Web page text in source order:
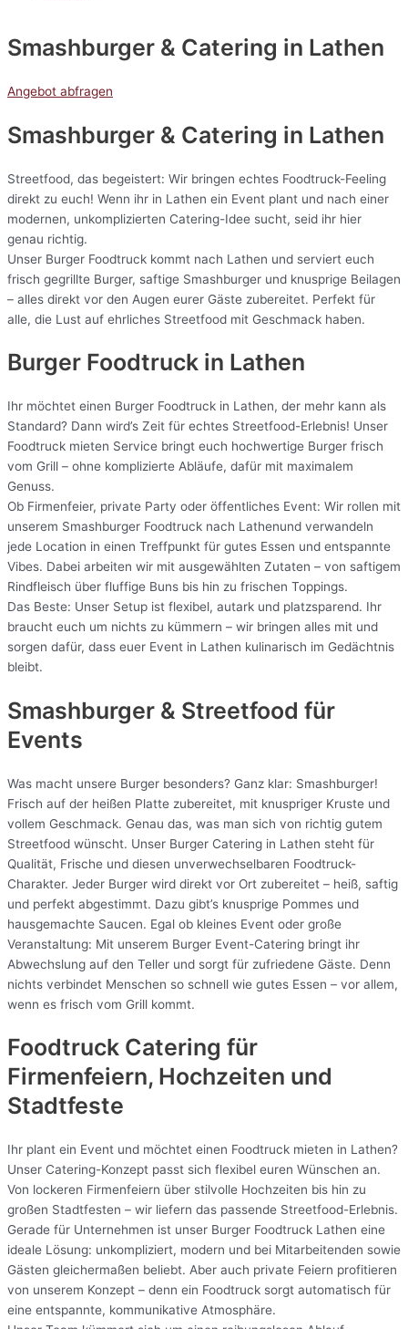
Smashburger & Catering in Lathen
Angebot abfragen
Smashburger & Catering in Lathen
Streetfood, das begeistert: Wir bringen echtes Foodtruck-Feeling
direkt zu euch! Wenn ihr in Lathen ein Event plant und nach einer
modernen, unkomplizierten Catering-Idee sucht, seid ihr hier
genau richtig.
Unser Burger Foodtruck kommt nach Lathen und serviert euch
frisch gegrillte Burger, saftige Smashburger und knusprige Beilagen
– alles direkt vor den Augen eurer Gäste zubereitet. Perfekt für
alle, die Lust auf ehrliches Streetfood mit Geschmack haben.
Burger Foodtruck in Lathen
Ihr möchtet einen Burger Foodtruck in Lathen, der mehr kann als
Standard? Dann wird’s Zeit für echtes Streetfood-Erlebnis! Unser
Foodtruck mieten Service bringt euch hochwertige Burger frisch
vom Grill – ohne komplizierte Abläufe, dafür mit maximalem
Genuss.
Ob Firmenfeier, private Party oder öffentliches Event: Wir rollen mit
unserem Smashburger Foodtruck nach Lathenund verwandeln
jede Location in einen Treffpunkt für gutes Essen und entspannte
Vibes. Dabei arbeiten wir mit ausgewählten Zutaten – von saftigem
Rindfleisch über fluffige Buns bis hin zu frischen Toppings.
Das Beste: Unser Setup ist flexibel, autark und platzsparend. Ihr
braucht euch um nichts zu kümmern – wir bringen alles mit und
sorgen dafür, dass euer Event in Lathen kulinarisch im Gedächtnis
bleibt.
Smashburger & Streetfood für
Events
Was macht unsere Burger besonders? Ganz klar: Smashburger!
Frisch auf der heißen Platte zubereitet, mit knuspriger Kruste und
vollem Geschmack. Genau das, was man sich von richtig gutem
Streetfood wünscht. Unser Burger Catering in Lathen steht für
Qualität, Frische und diesen unverwechselbaren Foodtruck-
Charakter. Jeder Burger wird direkt vor Ort zubereitet – heiß, saftig
und perfekt abgestimmt. Dazu gibt’s knusprige Pommes und
hausgemachte Saucen. Egal ob kleines Event oder große
Veranstaltung: Mit unserem Burger Event-Catering bringt ihr
Abwechslung auf den Teller und sorgt für zufriedene Gäste. Denn
nichts verbindet Menschen so schnell wie gutes Essen – vor allem,
wenn es frisch vom Grill kommt.
Foodtruck Catering für
Firmenfeiern, Hochzeiten und
Stadtfeste
Ihr plant ein Event und möchtet einen Foodtruck mieten in Lathen?
Unser Catering-Konzept passt sich flexibel euren Wünschen an.
Von lockeren Firmenfeiern über stilvolle Hochzeiten bis hin zu
großen Stadtfesten – wir liefern das passende Streetfood-Erlebnis.
Gerade für Unternehmen ist unser Burger Foodtruck Lathen eine
ideale Lösung: unkompliziert, modern und bei Mitarbeitenden sowie
Gästen gleichermaßen beliebt. Aber auch private Feiern profitieren
von unserem Konzept – denn ein Foodtruck sorgt automatisch für
eine entspannte, kommunikative Atmosphäre.